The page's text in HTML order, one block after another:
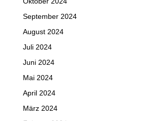
September 2024
August 2024
Juli 2024
Juni 2024
Mai 2024
April 2024
März 2024